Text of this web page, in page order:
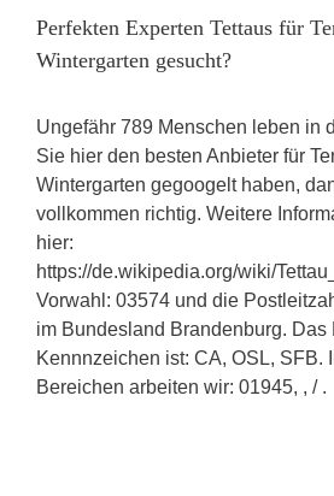
Perfekten Experten Tettaus für
Wintergarten gesucht?
Ungefähr 789 Menschen leben in
Sie hier den besten Anbieter für
Wintergarten gegoogelt haben,
vollkommen richtig. Weitere
hier:
https://de.wikipedia.org/wiki/
Vorwahl: 03574 und die
im Bundesland Brandenburg. Das
Kennnzeichen ist: CA, OSL, SFB.
Bereichen arbeiten wir: 01945, , / .